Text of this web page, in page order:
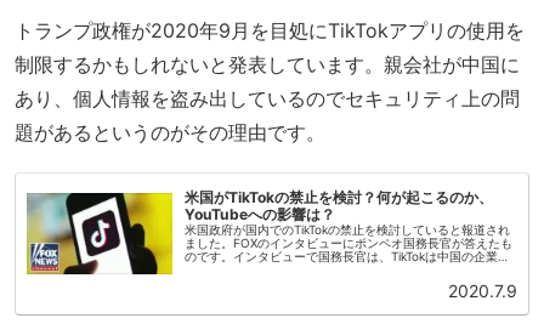
トランプ政権が2020年9月を目処にTikTokアプリの使用を
制限するかもしれないと発表しています。親会社が中国に
あり、個人情報を盗み出しているのでセキュリティ上の問
題があるというのがその理由です。
米国がTikTokの禁止を検討？何が起こるのか、
YouTubeへの影響は？
米国政府が国内でのTikTokの禁止を検討していると報道され
ました。FOXのインタビューにポンペオ国務長官が答えたも
のです。インタビューで国務長官は、TikTokは中国の企業の
2020.7.9